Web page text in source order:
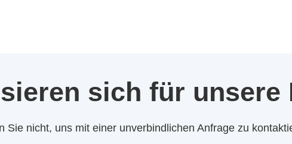
sich für unsere
Sie nicht, uns mit einer unverbindlichen Anfrage zu